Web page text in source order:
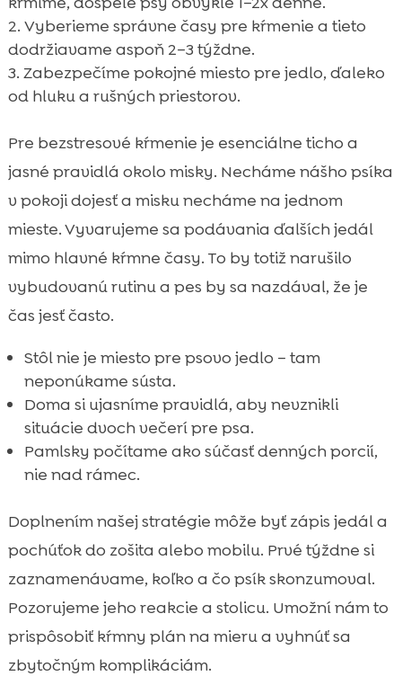
Vyberieme správne časy pre kŕmenie a tieto
dodržiavame aspoň 2–3 týždne.
Zabezpečíme pokojné miesto pre jedlo, ďaleko
od hluku a rušných priestorov.
Pre bezstresové kŕmenie je esenciálne ticho a
jasné pravidlá okolo misky. Necháme nášho psíka
v pokoji dojesť a misku necháme na jednom
mieste. Vyvarujeme sa podávania ďalších jedál
mimo hlavné kŕmne časy. To by totiž narušilo
vybudovanú rutinu a pes by sa nazdával, že je
čas jesť často.
Stôl nie je miesto pre psovo jedlo – tam
neponúkame sústa.
Doma si ujasníme pravidlá, aby nevznikli
situácie dvoch večerí pre psa.
Pamlsky počítame ako súčasť denných porcií,
nie nad rámec.
Doplnením našej stratégie môže byť zápis jedál a
pochúťok do zošita alebo mobilu. Prvé týždne si
zaznamenávame, koľko a čo psík skonzumoval.
Pozorujeme jeho reakcie a stolicu. Umožní nám to
prispôsobiť kŕmny plán na mieru a vyhnúť sa
zbytočným komplikáciám.